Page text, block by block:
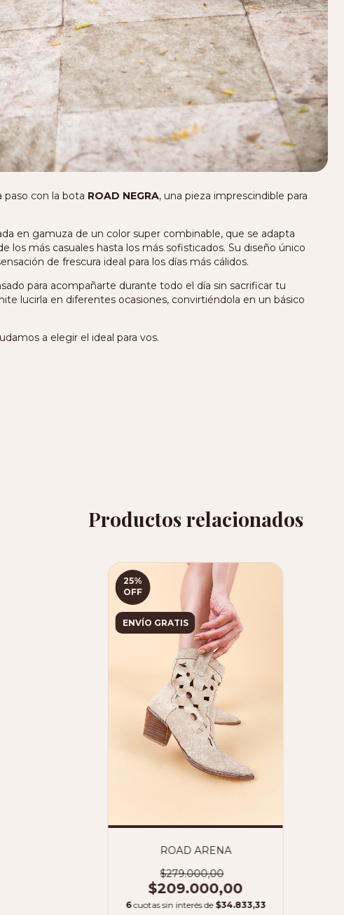
paso con la bota ROAD NEGRA, una pieza imprescindible para
en gamuza de un color super combinable, que se adapta
más casuales hasta los más sofisticados. Su diseño único
de frescura ideal para los días más cálidos.
para acompañarte durante todo el día sin sacrificar tu
lucirla en diferentes ocasiones, convirtiéndola en un básico
a elegir el ideal para vos.
Productos relacionados
25%
OFF
ENVÍO GRATIS
ROAD ARENA
$279.000,00
$209.000,00
6 cuotas sin interés de $34.833,33